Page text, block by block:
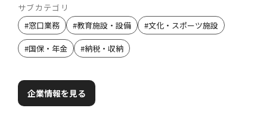
サブカテゴリ
#窓口業務 #教育施設・設備 #文化・スポーツ施設
#国保・年金 #納税・収納
企業情報を見る